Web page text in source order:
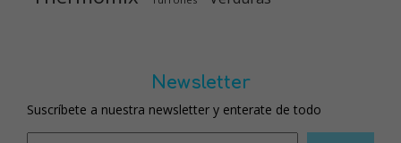
Etiquetas
Arroces Bebidas Bizcochos Carnes Dulces varios
Empanadas Flanes y natillas Galletas y pastas Helados Huevos